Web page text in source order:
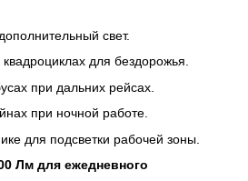
свет.
для бездорожья.
при дальних рейсах.
при ночной работе.
для подсветки рабочей зоны.
Лм для ежедневного